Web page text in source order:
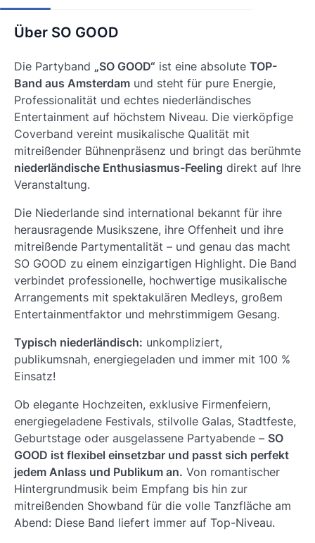
Über SO GOOD
Die Partyband „SO GOOD“ ist eine absolute TOP-
Band aus Amsterdam und steht für pure Energie,
Professionalität und echtes niederländisches
Entertainment auf höchstem Niveau. Die vierköpfige
Coverband vereint musikalische Qualität mit
mitreißender Bühnenpräsenz und bringt das berühmte
niederländische Enthusiasmus-Feeling direkt auf Ihre
Veranstaltung.
Die Niederlande sind international bekannt für ihre
herausragende Musikszene, ihre Offenheit und ihre
mitreißende Partymentalität – und genau das macht
SO GOOD zu einem einzigartigen Highlight. Die Band
verbindet professionelle, hochwertige musikalische
Arrangements mit spektakulären Medleys, großem
Entertainmentfaktor und mehrstimmigem Gesang.
Typisch niederländisch: unkompliziert,
publikumsnah, energiegeladen und immer mit 100 %
Einsatz!
Ob elegante Hochzeiten, exklusive Firmenfeiern,
energiegeladene Festivals, stilvolle Galas, Stadtfeste,
Geburtstage oder ausgelassene Partyabende – SO
GOOD ist flexibel einsetzbar und passt sich perfekt
jedem Anlass und Publikum an. Von romantischer
Hintergrundmusik beim Empfang bis hin zur
mitreißenden Showband für die volle Tanzfläche am
Abend: Diese Band liefert immer auf Top-Niveau.